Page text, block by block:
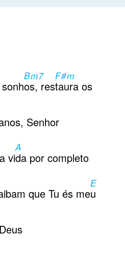
Bm7
os, res
F#m
taura os
Senhor
vi
A
da por completo
que Tu és me
E
u
Deus